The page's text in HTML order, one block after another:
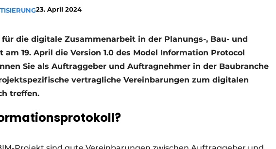
registrieren23. April 2024
die digitale Zusammenarbeit in der Planungs-, Bau- und
am 19. April die Version 1.0 des Model Information Protocol
Sie als Auftraggeber und Auftragnehmer in der Baubranche
vertragliche Vereinbarungen zum digitalen
treffen.